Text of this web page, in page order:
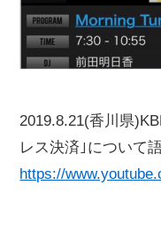
2019.8.21(香川県
レス決済｣について
https://